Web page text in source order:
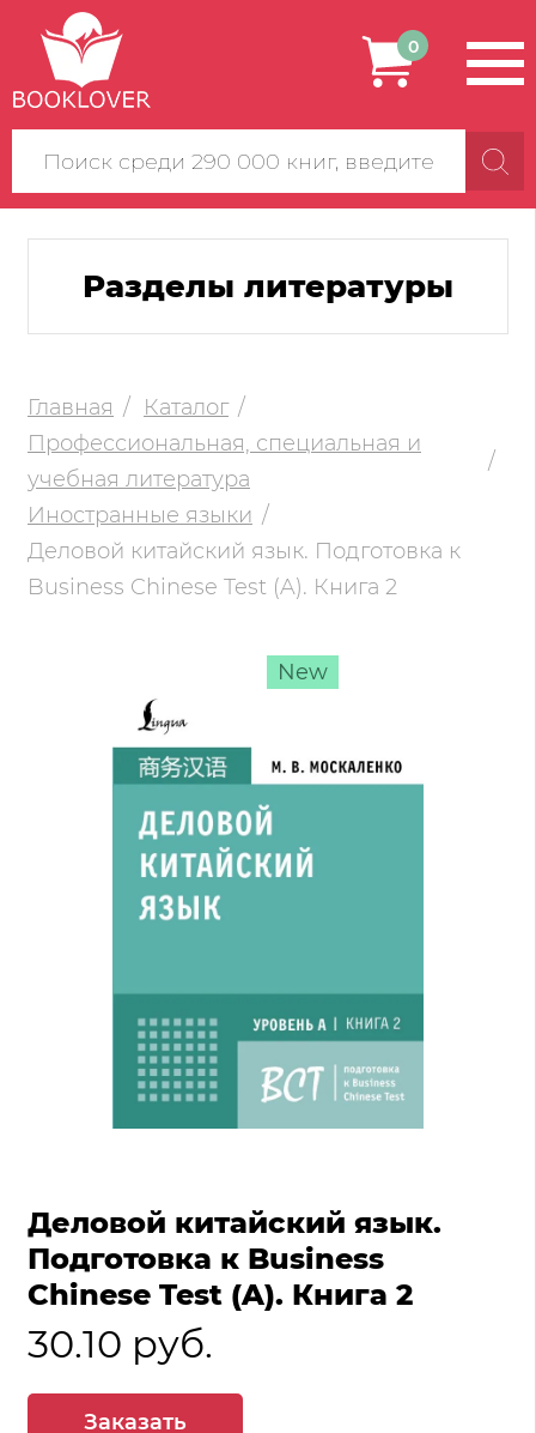
Поиск
по
сайту
0
Разделы литературы
Главная
Каталог
Профессиональная, специальная и
учебная литература
Иностранные языки
Деловой китайский язык. Подготовка к
Business Chinese Test (A). Книга 2
New
Деловой китайский язык.
Подготовка к Business
Chinese Test (A). Книга 2
30.10 руб.
Заказать